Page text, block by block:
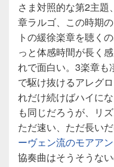
さま対照的な第2主
章ラルゴ、この時期
トの緩徐楽章を聴く
っと体感時間が長く
れで面白い。3楽章も
で駆け抜けるアレグ
れだけ続けばハイに
も同じだろうが、リ
ただ速い、ただ長い
ーヴェン流のモアア
協奏曲はそうそうない